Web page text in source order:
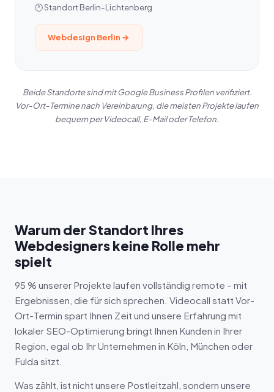
🕐 Standort Berlin-Lichtenberg
Webdesign Berlin →
Beide Standorte sind mit Google Business Profilen verifiziert.
Vor-Ort-Termine nach Vereinbarung, die meisten Projekte laufen
bequem per Videocall, E-Mail oder Telefon.
Warum der Standort Ihres
Webdesigners keine Rolle mehr
spielt
95 % unserer Projekte laufen vollständig remote – mit
Ergebnissen, die für sich sprechen. Videocall statt Vor-
Ort-Termin spart Ihnen Zeit und unsere Erfahrung mit
lokaler SEO-Optimierung bringt Ihnen Kunden in Ihrer
Region, egal ob Ihr Unternehmen in Köln, München oder
Fulda sitzt.
Was zählt, ist nicht unsere Postleitzahl, sondern unsere